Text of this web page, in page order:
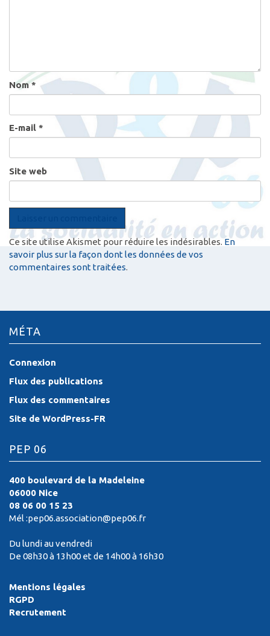
Nom*
E-mail *
Site web
Ce site utilise Akismet pour réduire les indésirables.En
savoir plus sur la façon dont les données de vos
commentaires sont traitées.
MÉTA
Connexion
Flux des publications
Flux des commentaires
Site de WordPress-FR
PEP 06
400 boulevard de la Madeleine
06000 Nice
08 06 00 15 23
Mél :pep06.association@pep06.fr
Du lundi au vendredi
De 08h30 à 13h00 et de 14h00 à 16h30
Mentions légales
RGPD
Recrutement